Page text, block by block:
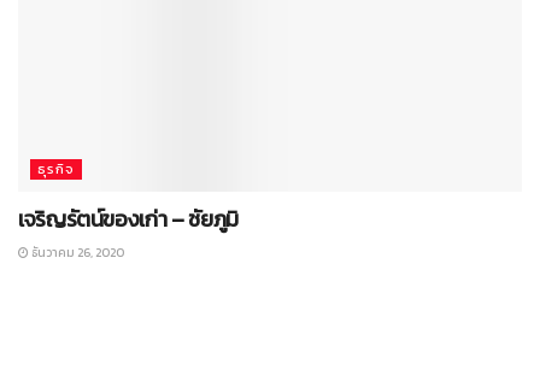
ธุรกิจ
เจริญรัตน์ของเก่า – ชัยภูมิ
ธันวาคม 26, 2020